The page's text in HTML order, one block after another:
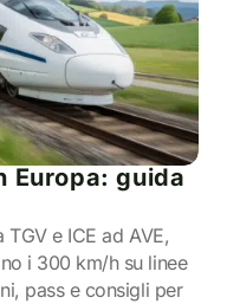
Europa: guida
e ICE ad AVE,
i 300 km/h su linee
pass e consigli per